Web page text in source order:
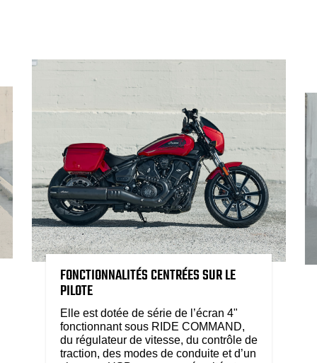
FONCTIONNALITÉS CENTRÉES SUR LE
PILOTE
Elle est dotée de série de l’écran 4"
fonctionnant sous RIDE COMMAND,
du régulateur de vitesse, du contrôle de
traction, des modes de conduite et d’un